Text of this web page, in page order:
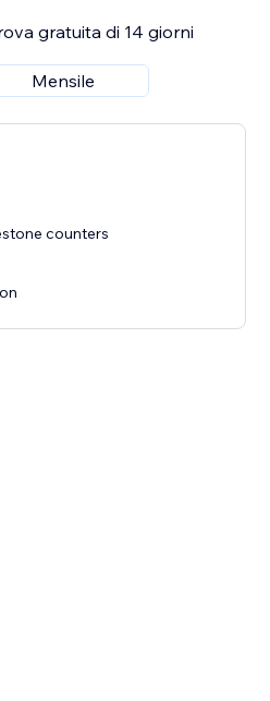
gratuita di 14 giorni
Mensile
counters